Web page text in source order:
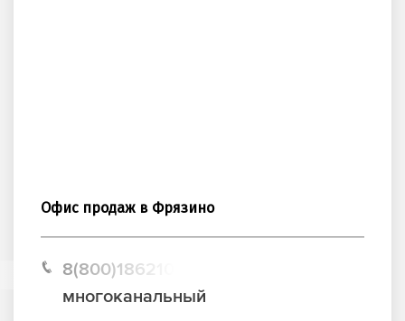
Офис продаж в Фрязино
8(800)1862102
многоканальный